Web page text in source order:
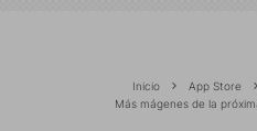
Inicio App Store
Más mágenes de la